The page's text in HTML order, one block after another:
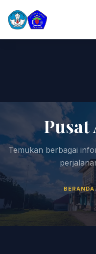
Pusat
Temukan berbagai
BERANDA